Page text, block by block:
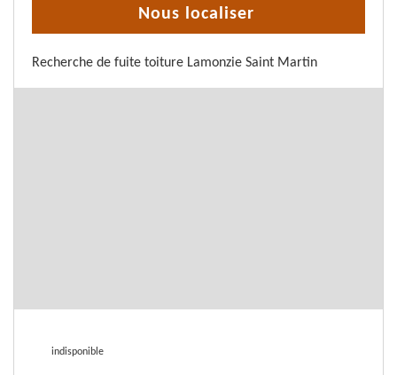
Nous localiser
Recherche de fuite toiture Lamonzie Saint Martin
indisponible